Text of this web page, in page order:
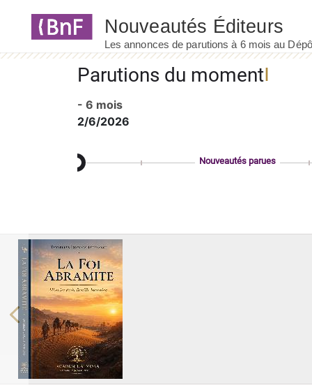
Parutions du moment
- 6 mois
2/6/2026
Nouveautés parues
Previous